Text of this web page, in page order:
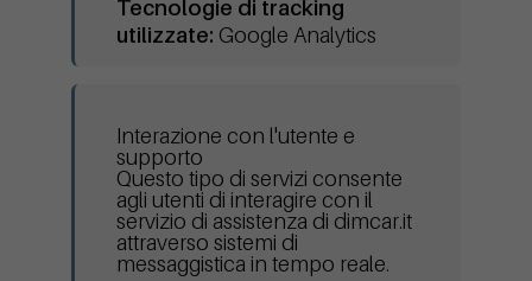
Tecnologie di tracking
utilizzate: Google Analytics
Interazione con l'utente e
supporto
Questo tipo di servizi consente
agli utenti di interagire con il
servizio di assistenza di dimcar.it
attraverso sistemi di
messaggistica in tempo reale.